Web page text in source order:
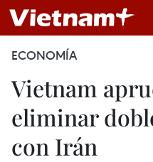
ECONOMÍA
Vietnam
eliminar
con Irán